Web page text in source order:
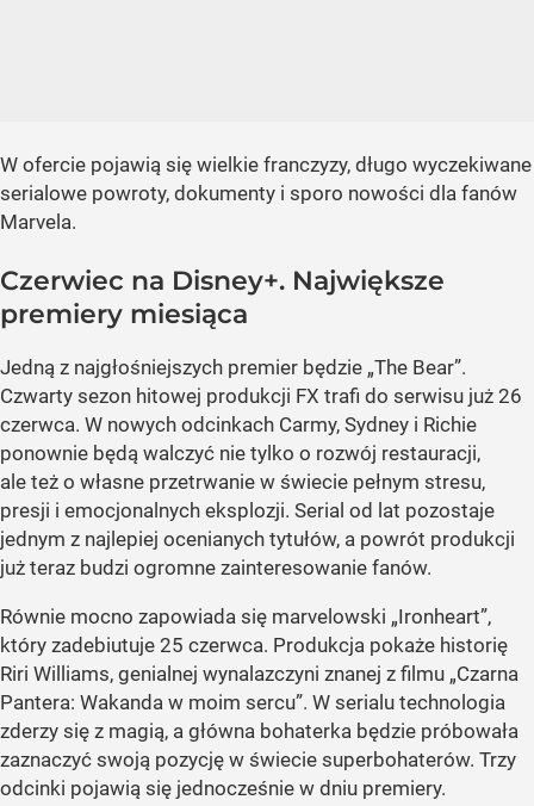
W ofercie pojawią się wielkie franczyzy, długo wyczekiwane
serialowe powroty, dokumenty i sporo nowości dla fanów
Marvela.
Czerwiec na Disney+. Największe
premiery miesiąca
Jedną z najgłośniejszych premier będzie „The Bear”.
Czwarty sezon hitowej produkcji FX trafi do serwisu już 26
czerwca. W nowych odcinkach Carmy, Sydney i Richie
ponownie będą walczyć nie tylko o rozwój restauracji,
ale też o własne przetrwanie w świecie pełnym stresu,
presji i emocjonalnych eksplozji. Serial od lat pozostaje
jednym z najlepiej ocenianych tytułów, a powrót produkcji
już teraz budzi ogromne zainteresowanie fanów.
Równie mocno zapowiada się marvelowski „Ironheart”,
który zadebiutuje 25 czerwca. Produkcja pokaże historię
Riri Williams, genialnej wynalazczyni znanej z filmu „Czarna
Pantera: Wakanda w moim sercu”. W serialu technologia
zderzy się z magią, a główna bohaterka będzie próbowała
zaznaczyć swoją pozycję w świecie superbohaterów. Trzy
odcinki pojawią się jednocześnie w dniu premiery.